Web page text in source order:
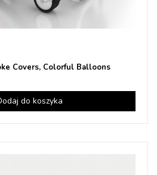
Covers, Colorful Balloons
do koszyka